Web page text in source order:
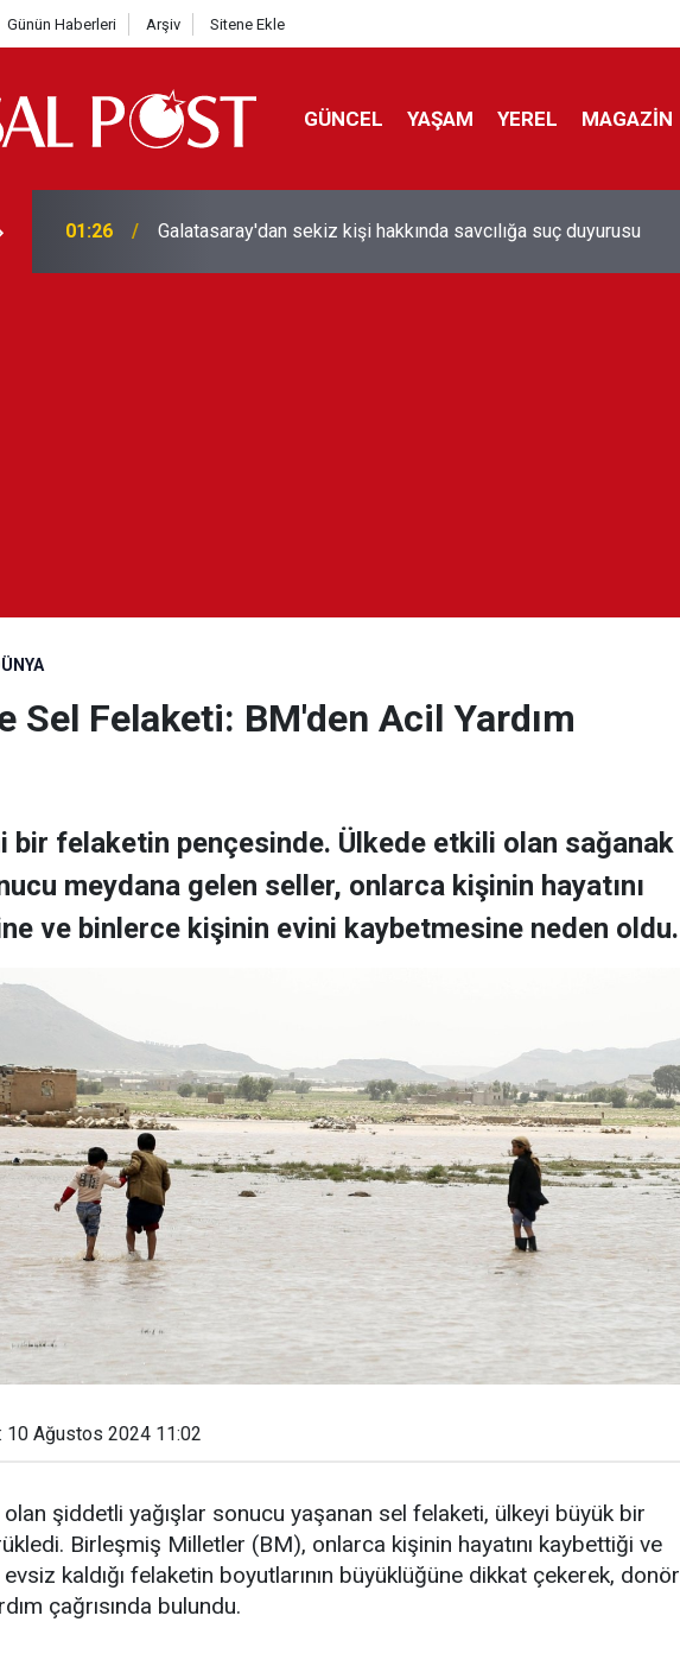
Günün Haberleri Arşiv Sitene Ekle
GÜNCEL YAŞAM YEREL MAGAZİN
01:26 Galatasaray'dan sekiz kişi hakkında savcılığa suç duyurusu
Sel Felaketi: BM'den Acil Yardım
bir felaketin pençesinde. Ülkede etkili olan sağanak
meydana gelen seller, onlarca kişinin hayatını
ve binlerce kişinin evini kaybetmesine neden oldu.
: 10 Ağustos 2024 11:02
şiddetli yağışlar sonucu yaşanan sel felaketi, ülkeyi büyük bir
Birleşmiş Milletler (BM), onlarca kişinin hayatını kaybettiği ve
kaldığı felaketin boyutlarının büyüklüğüne dikkat çekerek, donör
çağrısında bulundu.